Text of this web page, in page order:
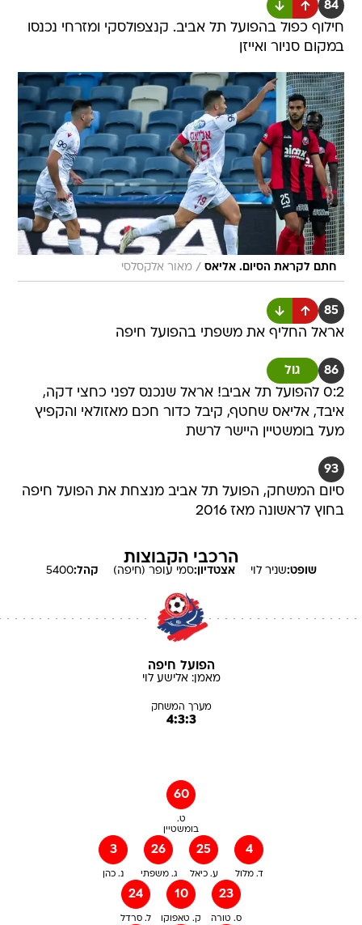
84
חילוף כפול בהפועל תל אביב. קנצפולסקי ומזרחי נכנסו
במקום סניור ואייזן
חתם לקראת הסיום. אליאס / מאור אלקסלסי
85
אראל החליף את משפתי בהפועל חיפה
86 גול
0:2 להפועל תל אביב! אראל שנכנס לפני כחצי דקה,
איבד, אליאס שחטף, קיבל כדור חכם מאזולאי והקפיץ
מעל בומשטיין היישר לרשת
93
סיום המשחק, הפועל תל אביב מנצחת את הפועל חיפה
בחוץ לראשונה מאז 2016
הרכבי הקבוצות
שופט:שניר לוי אצטדיון:סמי עופר (חיפה) קהל:5400
הפועל חיפה
מאמן:אלישע לוי
מערך המשחק
4:3:3
60
ט.
בומשטיין
3
נ. כהן
26
ג. משפתי
25
ע. כיאל
4
ד. מלול
24
ל. סרדל
10
ק. טאפוקו
23
ס. טורה